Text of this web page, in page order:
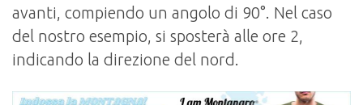
avanti, compiendo un angolo di 90°. Nel caso
del nostro esempio, si sposterà alle ore 2,
indicando la direzione del nord.